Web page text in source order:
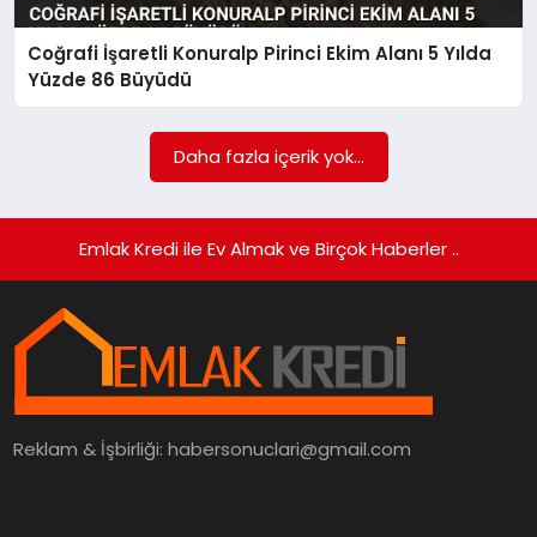
SIYASET
YAŞAM
Coğrafi İşaretli Konuralp Pirinci Ekim Alanı 5 Yılda
Yüzde 86 Büyüdü
Daha fazla içerik yok...
Emlak Kredi ile Ev Almak ve Birçok Haberler ..
Reklam & İşbirliği:habersonuclari@gmail.com